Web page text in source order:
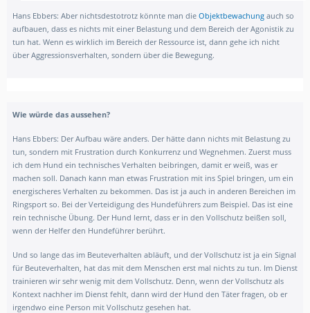
Hans Ebbers: Aber nichtsdestotrotz könnte man die Objektbewachung auch so
aufbauen, dass es nichts mit einer Belastung und dem Bereich der Agonistik zu
tun hat. Wenn es wirklich im Bereich der Ressource ist, dann gehe ich nicht
über Aggressionsverhalten, sondern über die Bewegung.
Wie würde das aussehen?
Hans Ebbers: Der Aufbau wäre anders. Der hätte dann nichts mit Belastung zu
tun, sondern mit Frustration durch Konkurrenz und Wegnehmen. Zuerst muss
ich dem Hund ein technisches Verhalten beibringen, damit er weiß, was er
machen soll. Danach kann man etwas Frustration mit ins Spiel bringen, um ein
energischeres Verhalten zu bekommen. Das ist ja auch in anderen Bereichen im
Ringsport so. Bei der Verteidigung des Hundeführers zum Beispiel. Das ist eine
rein technische Übung. Der Hund lernt, dass er in den Vollschutz beißen soll,
wenn der Helfer den Hundeführer berührt.
Und so lange das im Beuteverhalten abläuft, und der Vollschutz ist ja ein Signal
für Beuteverhalten, hat das mit dem Menschen erst mal nichts zu tun. Im Dienst
trainieren wir sehr wenig mit dem Vollschutz. Denn, wenn der Vollschutz als
Kontext nachher im Dienst fehlt, dann wird der Hund den Täter fragen, ob er
irgendwo eine Person mit Vollschutz gesehen hat.